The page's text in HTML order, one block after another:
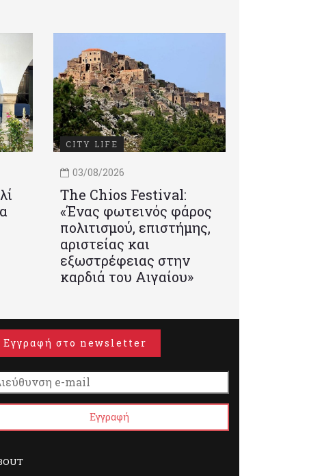
CITY LIFE
03/08/2026
Τhe Chios Festival:
«Ένας φωτεινός φάρος
πολιτισμού, επιστήμης,
αριστείας και
εξωστρέφειας στην
καρδιά του Αιγαίου»
Εγγραφή στο newsletter